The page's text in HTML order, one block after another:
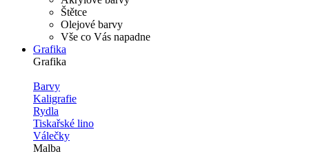
Štětce
Olejové barvy
Vše co Vás napadne
Grafika
Grafika
Barvy
Kaligrafie
Rydla
Tiskařské lino
Válečky
Malba